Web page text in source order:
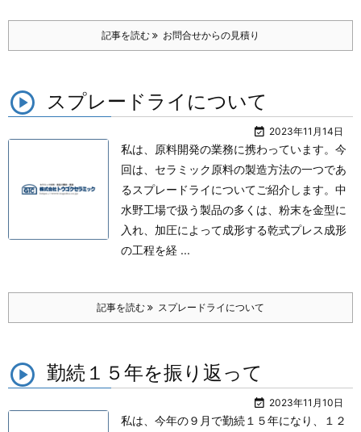
記事を読む お問合せからの見積り
スプレードライについて
 2023年11月14日
私は、原料開発の業務に携わっています。今
回は、セラミック原料の製造方法の一つであ
るスプレードライについてご紹介します。中
水野工場で扱う製品の多くは、粉末を金型に
入れ、加圧によって成形する乾式プレス成形
の工程を経 ...
記事を読む スプレードライについて
勤続１５年を振り返って
 2023年11月10日
私は、今年の９月で勤続１５年になり、１２